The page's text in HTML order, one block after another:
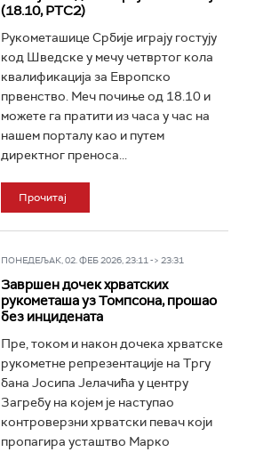
(18.10, РТС2)
Рукометашице Србије играју гостују
код Шведске у мечу четвртог кола
квалификација за Европско
првенство. Меч почиње од 18.10 и
можете га пратити из часа у час на
нашем порталу као и путем
директног преноса...
Прочитај
ПОНЕДЕЉАК, 02. ФЕБ 2026, 23:11 -> 23:31
Завршен дочек хрватских
рукометаша уз Томпсона, прошао
без инцидената
Пре, током и након дочека хрватске
рукометне репрезентације на Тргу
бана Јосипа Јелачића у центру
Загребу на којем је наступао
контроверзни хрватски певач који
пропагира усташтво Марко